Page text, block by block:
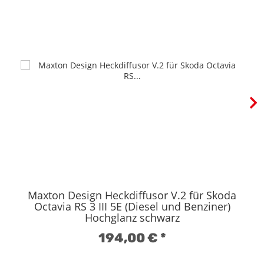
Maxton Design Heckdiffusor V.2 für Skoda
Octavia RS 3 III 5E (Diesel und Benziner)
Hochglanz schwarz
194,00 €*